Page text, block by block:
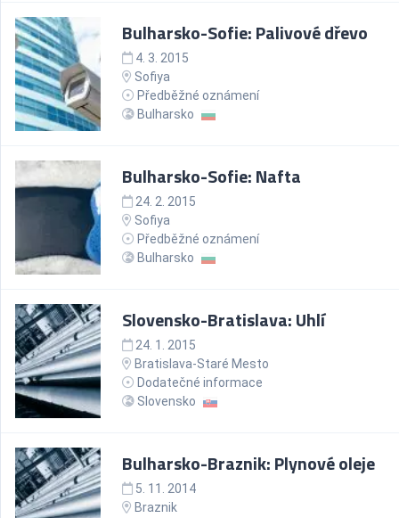
Bulharsko-Sofie: Palivové dřevo
4. 3. 2015
Sofiya
Předběžné oznámení
Bulharsko
Bulharsko-Sofie: Nafta
24. 2. 2015
Sofiya
Předběžné oznámení
Bulharsko
Slovensko-Bratislava: Uhlí
24. 1. 2015
Bratislava-Staré Mesto
Dodatečné informace
Slovensko
Bulharsko-Braznik: Plynové oleje
5. 11. 2014
Braznik